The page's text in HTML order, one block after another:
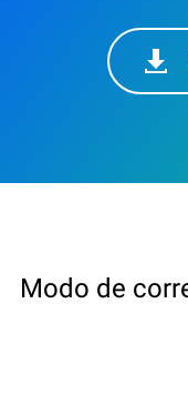
Modo de